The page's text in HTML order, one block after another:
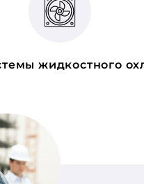
жидкостного